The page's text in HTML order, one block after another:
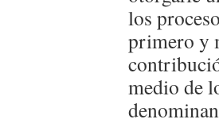
los
primero y
medio de